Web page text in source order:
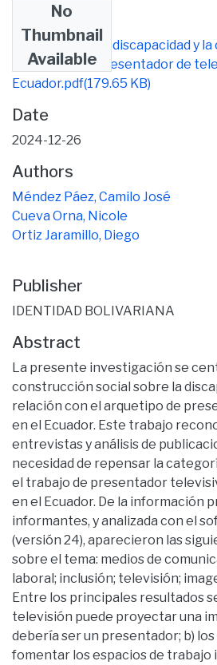
No
Thumbnail
Available
Análisis sobre la discapacidad y
imaginario de presentador de
Ecuador.pdf(179.65 KB)
Date
2024-12-26
Authors
Méndez Páez, Camilo José
Cueva Orna, Nicole
Ortiz Jaramillo, Diego
Publisher
IDENTIDAD BOLIVARIANA
Abstract
La presente investigación se
construcción social sobre la
relación con el arquetipo de
en el Ecuador. Este trabajo
entrevistas y análisis de
necesidad de repensar la
el trabajo de presentador
en el Ecuador. De la información
informantes, y analizada con el
(versión 24), aparecieron las
sobre el tema: medios de
laboral; inclusión; televisión;
Entre los principales resultados
televisión puede proyectar una
debería ser un presentador; b)
fomentar los espacios de trabajo